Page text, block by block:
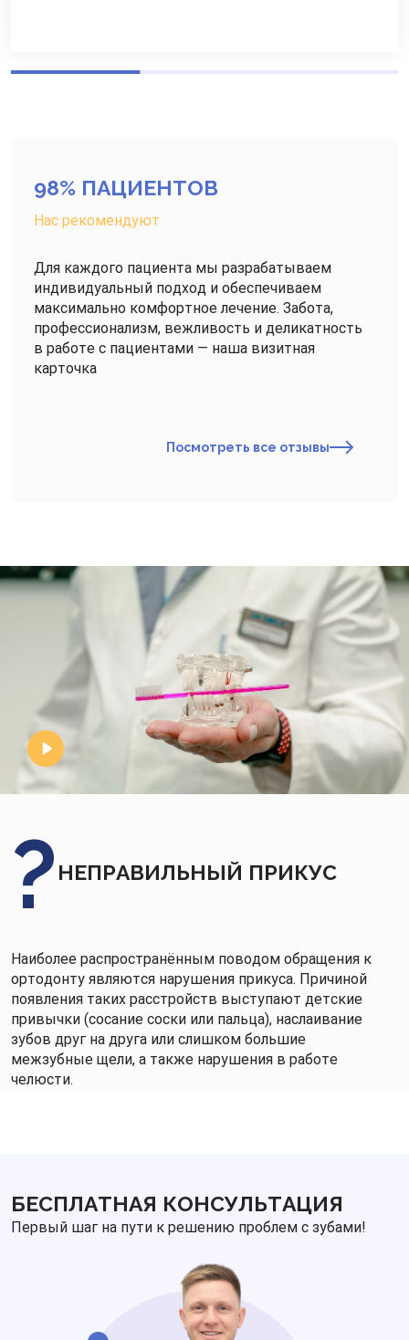
98% ПАЦИЕНТОВ
Нас рекомендуют
Для каждого пациента мы разрабатываем
индивидуальный подход и обеспечиваем
максимально комфортное лечение. Забота,
профессионализм, вежливость и деликатность
в работе с пациентами — наша визитная
карточка
Посмотреть все отзывы
НЕПРАВИЛЬНЫЙ ПРИКУС
Наиболее распространённым поводом обращения к
ортодонту являются нарушения прикуса. Причиной
появления таких расстройств выступают детские
привычки (сосание соски или пальца), наслаивание
зубов друг на друга или слишком большие
межзубные щели, а также нарушения в работе
челюсти.
БЕСПЛАТНАЯ КОНСУЛЬТАЦИЯ
Первый шаг на пути к решению проблем с зубами!